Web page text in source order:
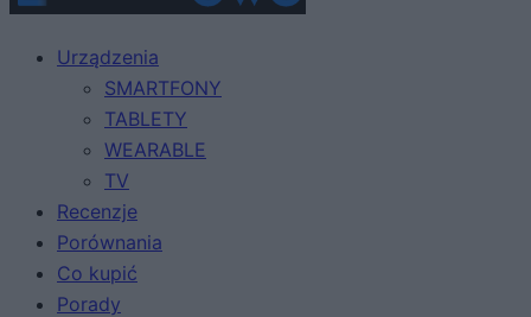
Urządzenia
SMARTFONY
TABLETY
WEARABLE
TV
Recenzje
Porównania
Co kupić
Porady